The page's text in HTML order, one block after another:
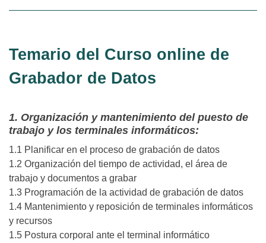
Temario del Curso online de
Grabador de Datos
1. Organización y mantenimiento del puesto de
trabajo y los terminales informáticos:
1.1 Planificar en el proceso de grabación de datos
1.2 Organización del tiempo de actividad, el área de
trabajo y documentos a grabar
1.3 Programación de la actividad de grabación de datos
1.4 Mantenimiento y reposición de terminales informáticos
y recursos
1.5 Postura corporal ante el terminal informático